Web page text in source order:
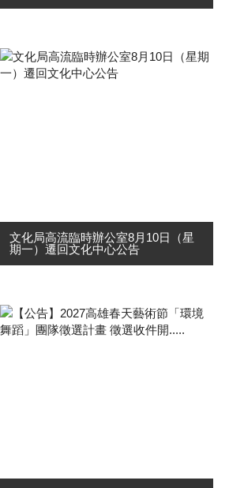
勵文學創作，培養扶植優秀及具發展
潛力之書寫人才，開創文學創作多元
性，特辦理「2026書寫高雄文學創作
文化局高流臨時辦公室8月10日（星
期一）遷回文化中心公告
前因應「高雄市文化中心至善廳棟耐
震結構補強工程」，於115年3月9日
起暫遷至高雄流行音樂中心臨時辦